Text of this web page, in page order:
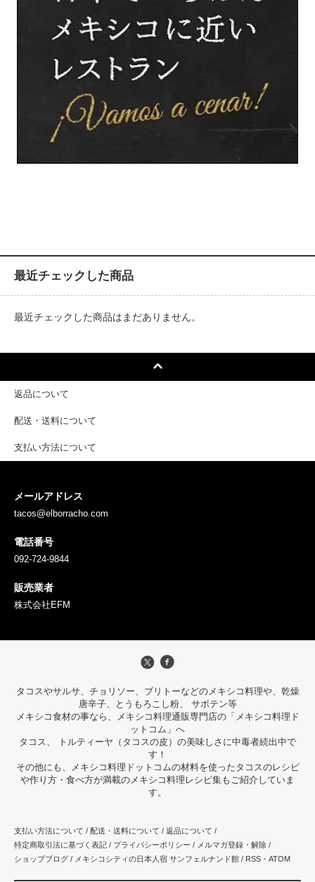
最近チェックした商品
最近チェックした商品はまだありません。
返品について
配送・送料について
支払い方法について
メールアドレス
tacos@elborracho.com
電話番号
092-724-9844
販売業者
株式会社EFM
タコスやサルサ、チョリソー、ブリトーなどのメキシコ料理や、乾燥
唐辛子、とうもろこし粉、 サボテン等
メキシコ食材の事なら、メキシコ料理通販専門店の「メキシコ料理ド
ットコム」へ
タコス、 トルティーヤ（タコスの皮）の美味しさに中毒者続出中で
す！
その他にも、メキシコ料理ドットコムの材料を使ったタコスのレシピ
や作り方・食べ方が満載のメキシコ料理レシピ集もご紹介していま
す。
支払い方法について / 配送・送料について / 返品について /
特定商取引法に基づく表記 / プライバシーポリシー / メルマガ登録・解除 /
ショップブログ / メキシコシティの日本人宿 サンフェルナンド館 / RSS ・ ATOM